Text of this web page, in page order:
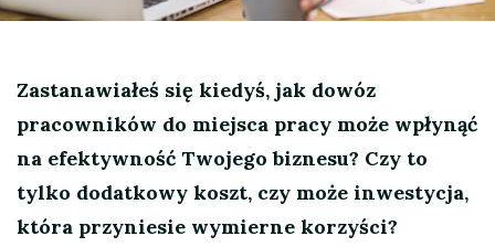
Zastanawiałeś się kiedyś, jak dowóz
pracowników do miejsca pracy może wpłynąć
na efektywność Twojego biznesu? Czy to
tylko dodatkowy koszt, czy może inwestycja,
która przyniesie wymierne korzyści?